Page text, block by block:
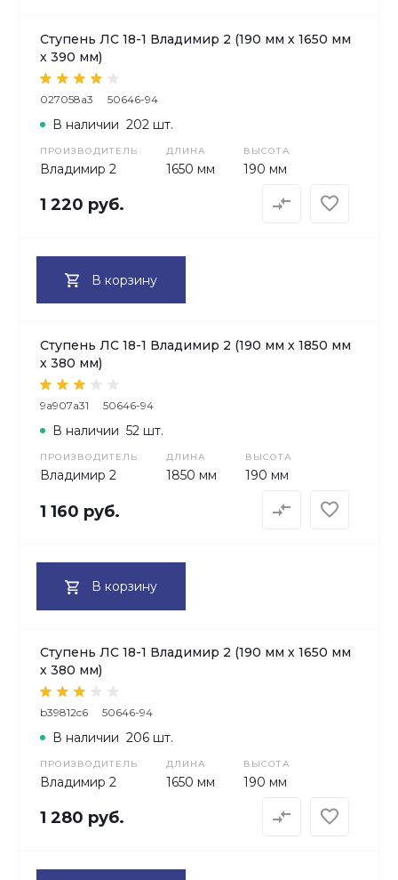
Ступень ЛС 18-1 Владимир 2 (190 мм х 1650 мм
х 390 мм)
027058a3 50646-94
ПРОИЗВОДИТЕЛЬ
Владимир 2
ДЛИНА
1650 мм
ВЫСОТА
190 мм
В наличии 202 шт.
1 220 руб.
В корзину
Ступень ЛС 18-1 Владимир 2 (190 мм х 1850 мм
х 380 мм)
9a907a31 50646-94
ПРОИЗВОДИТЕЛЬ
Владимир 2
ДЛИНА
1850 мм
ВЫСОТА
190 мм
В наличии 52 шт.
1 160 руб.
В корзину
Ступень ЛС 18-1 Владимир 2 (190 мм х 1650 мм
х 380 мм)
b39812c6 50646-94
ПРОИЗВОДИТЕЛЬ
Владимир 2
ДЛИНА
1650 мм
ВЫСОТА
190 мм
В наличии 206 шт.
1 280 руб.